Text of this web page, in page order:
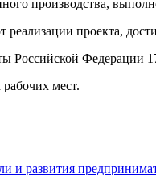
производства,
проекта,
Российской Федерации
мест.
и развития